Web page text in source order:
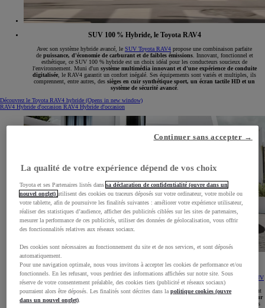
SUV 100 % Hybride, le Toyota RAV4
Avec son système hybride avancé, le SUV Toyota RAV4 propose une combinaison parfaite
de puissance, d'économie de carburant et de faibles émissions. Innovant, fonctionnel et
esthétique, ce SUV 100 % hybride est un choix idéal pour les conducteurs soucieux de
l'environnement. Muni d'un système multimédia innovant et d'une expérience de conduite
digitalisée, le RAV4 garantit un confort inégalé. Ses équipements sont variés et multiples, ils
comprennent, entre autres, des sièges en cuir synthétique sport, un écran tactile HD et un
système de sécurité avancé.
Découvrez le Toyota RAV4 hybride (Opens in new window)
RAV4 Hybride d'occasion RAV4 Hybride d'occasion
Le SUV RAV4 hybride rechargeable
Doté d'une technologie de pointe et d'une batterie rechargeable lithium-ion de haute capacité, le
SUV
RAV4 hybride rechargeable de Toyotaoffre une autonomie électrique impressionnante et des
émissions de CO2 réduites. Son design élégant et ses fonctionnalités de sécurité avancées en font
une option idéale pour les conducteurs à la recherche d'une
conduite durable sans compromis sur
le confort et la performance
. Ressentez la puissance de la prochaine génération de SUV hybrides
La qualité de votre expérience dépend de vos choix
Toyota et ses Partenaires listés danssa déclaration de confidentialité (ouvre dans un
nouvel onglet) utilisent des cookies ou traceurs déposés sur votre ordinateur, votre mobile ou
votre tablette, afin de poursuivre les finalités suivantes : améliorer votre expérience utilisateur,
réaliser des statistiques d’audience, afficher des publicités ciblées sur les sites de partenaires,
mesurer la performance de ces publicités, utiliser des données de géolocalisation, vous offrir
des fonctionnalités relatives aux réseaux sociaux.
Des cookies sont nécessaires au fonctionnement du site et de nos services, et sont déposés
automatiquement.
Pour une navigation optimale, nous vous invitons à accepter les cookies de performance et/ou
fonctionnels. En les refusant, vous perdriez des informations affichées sur notre site. Sous
réserve de votre consentement préalable, des cookies tiers (publicité et réseaux sociaux)
pourraient alors être déposés. Les finalités sont décrites dans lapolitique cookies (ouvre
dans un nouvel onglet)
Continuer sans accepter →